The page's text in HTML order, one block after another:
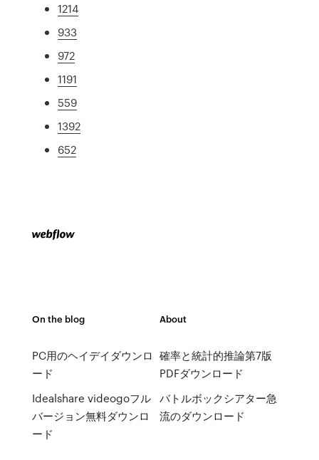
1214
933
972
1191
559
1392
652
On the blog
PC用のヘイデイダウンロ
ード
Idealshare videogoフル
バージョン無料ダウンロ
ード
About
確率と統計的推論第7版
PDFダウンロード
バトルボックシアター急
流のダウンロード